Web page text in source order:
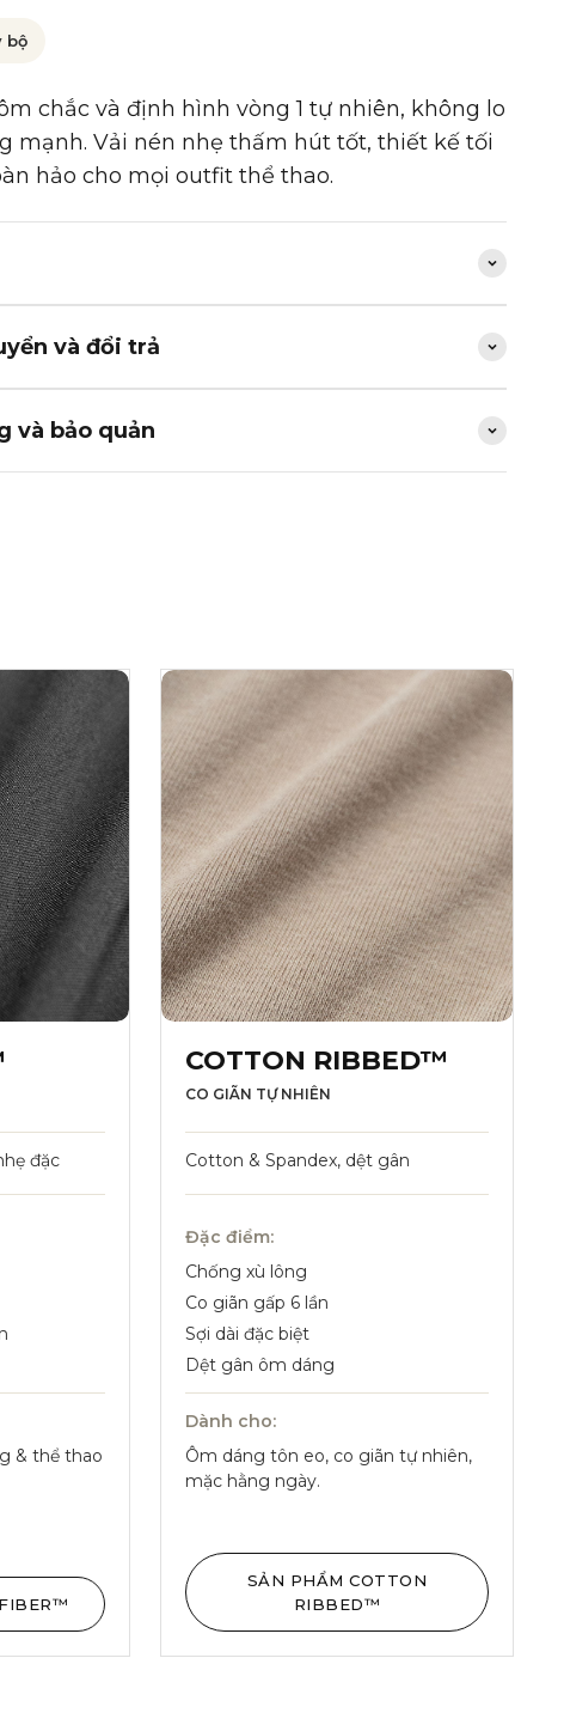
bộ
chắc và định hình vòng 1 tự nhiên, không lo
mạnh. Vải nén nhẹ thấm hút tốt, thiết kế tối
hảo cho mọi outfit thể thao.
và đổi trả
và bảo quản
đặc
& thể thao
COTTON RIBBED™
CO GIÃN TỰ NHIÊN
Cotton & Spandex, dệt gân
Đặc điểm:
Chống xù lông
Co giãn gấp 6 lần
Sợi dài đặc biệt
Dệt gân ôm dáng
Dành cho:
Ôm dáng tôn eo, co giãn tự nhiên,
mặc hằng ngày.
SẢN PHẨM COTTON
RIBBED™